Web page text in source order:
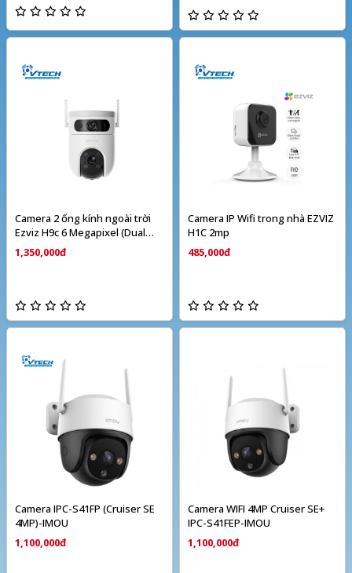
Camera 2 ống kính ngoài trời
Ezviz H9c 6 Megapixel (Dual
camera)
1,350,000đ
Camera IP Wifi trong nhà EZVIZ
H1C 2mp
485,000đ
Camera IPC-S41FP (Cruiser SE
4MP)-IMOU
1,100,000đ
Camera WIFI 4MP Cruiser SE+
IPC-S41FEP-IMOU
1,100,000đ